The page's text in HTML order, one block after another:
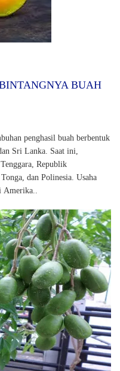
BUAH
penghasil buah berbentuk
Sri Lanka. Saat ini,
Republik
dan Polinesia. Usaha